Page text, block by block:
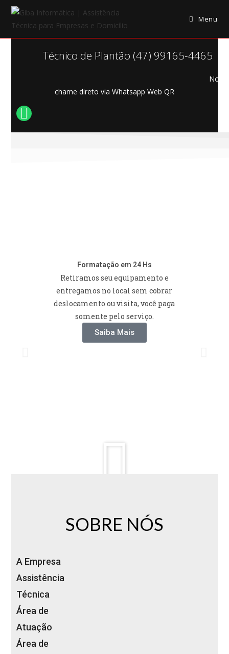
Menu
Técnico de Plantão (47) 99165-4465
Nos
chame direto via Whatsapp Web QR
Formatação em 24 Hs
Retiramos seu equipamento e
entregamos no local sem cobrar
deslocamento ou visita, você paga
somente pelo serviço.
Saiba Mais
SOBRE NÓS
A Empresa
Assistência
Técnica
Área de
Atuação
Área de